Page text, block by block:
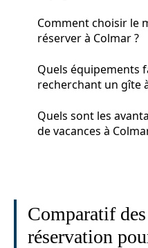
Comment choisir le
réserver à Colmar ?
Quels équipements
recherchant un gîte
Quels sont les
de vacances à
Comparatif
réservation